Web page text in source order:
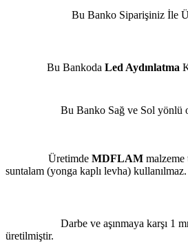
Bu Banko Siparişiniz İle
Bu Bankoda Led Aydınlatma
Bu Banko Sağ ve Sol yönlü
Üretimde MDFLAM
suntalam (yonga kaplı levha) kullanılmaz.
Darbe ve aşınmaya karşı 1
üretilmiştir.